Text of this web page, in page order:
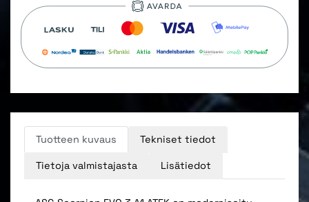
Tuotteen kuvaus Tekniset tiedot
Tietoja valmistajasta Lisätiedot